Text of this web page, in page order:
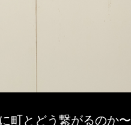
町とどう繋がるのか〜